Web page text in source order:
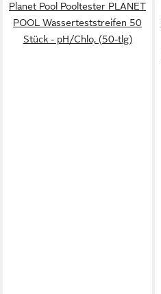
Planet Pool Pooltester PLANET
POOL Wasserteststreifen 50
Stück - pH/Chlo, (50-tlg)